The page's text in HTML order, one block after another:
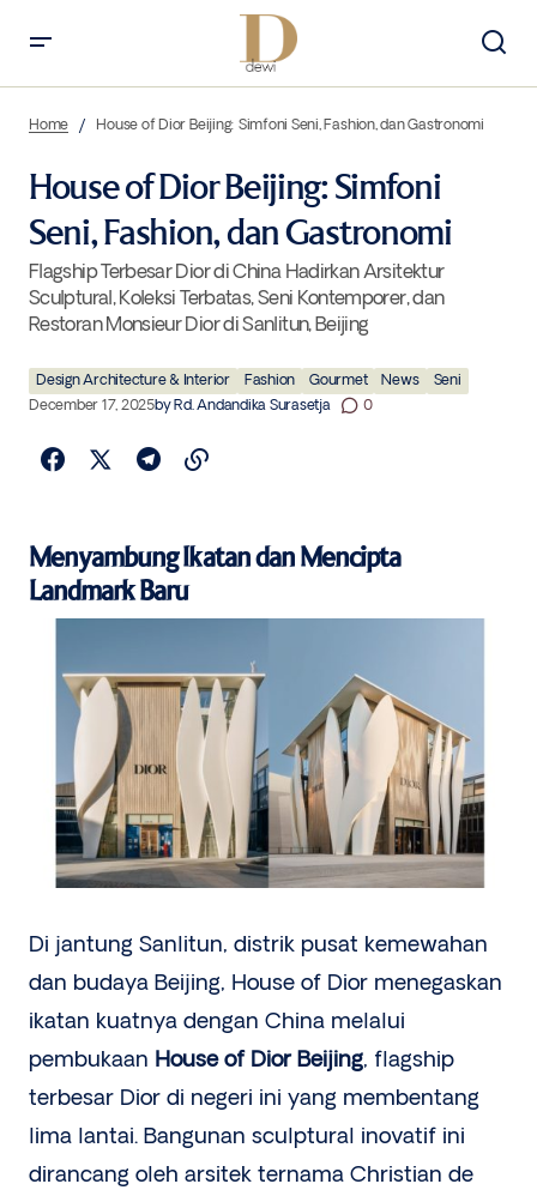
Home House of Dior Beijing: Simfoni Seni, Fashion, dan Gastronomi
House of Dior Beijing: Simfoni
Seni, Fashion, dan Gastronomi
Flagship Terbesar Dior di China Hadirkan Arsitektur
Sculptural, Koleksi Terbatas, Seni Kontemporer, dan
Restoran Monsieur Dior di Sanlitun, Beijing
Design Architecture & Interior Fashion Gourmet News
Seni
December 17, 2025byRd. Andandika Surasetja 0
Menyambung Ikatan dan Mencipta
Landmark Baru
Di jantung Sanlitun, distrik pusat kemewahan
dan budaya Beijing, House of Dior menegaskan
ikatan kuatnya dengan China melalui
pembukaan House of Dior Beijing, flagship
terbesar Dior di negeri ini yang membentang
lima lantai. Bangunan sculptural inovatif ini
dirancang oleh arsitek ternama Christian de